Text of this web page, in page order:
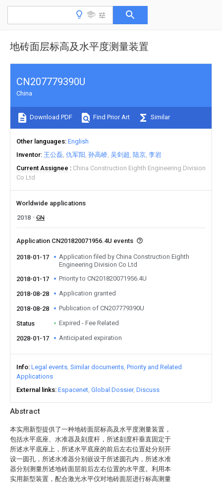
地砖面层标高及水平度测量装置
Abstract
本实用新型提供了一种地砖面层标高及水平度测量装置，
包括水平底座、水准器及刻度杆，所述刻度杆垂直固定于
所述水平底座上，所述水平底座的前后左右位置处分别开
设一圆孔，所述水准器分别嵌设于所述圆孔内，所述水准
器分别测量所述地砖面层前后左右位置的水平度。利用本
实用新型装置，配合激光水平仪对地砖面层进行标高测量
CN207779390U
China
Download PDF Find Prior Art Similar
Other languages English
Inventor 王公磊 仇军阳 孙高峤 吴剑超 陆京 李岩
Current Assignee
China Construction Eighth Engineering Division
Co Ltd
Worldwide applications
2018
CN
Application CN201820071956.4U events
2018-01-17
Application filed by China Construction Eighth
Engineering Division Co Ltd
2018-01-17
Priority to CN201820071956.4U
2018-08-28 Application granted
2018-08-28 Publication of CN207779390U
Status Expired - Fee Related
2028-01-17 Anticipated expiration
Info Legal events Similar documents Priority and Related
Applications
External links Espacenet Global Dossier Discuss